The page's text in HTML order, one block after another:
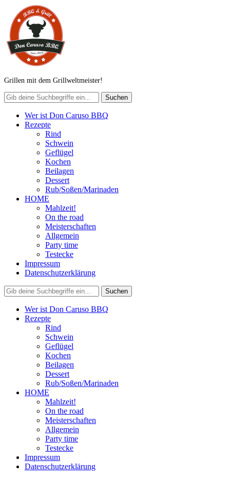
Grillen mit dem Grillweltmeister!
Wer ist Don Caruso BBQ
Rezepte
Rind
Schwein
Geflügel
Kochen
Beilagen
Dessert
Rub/Soßen/Marinaden
HOME
Mahlzeit!
On the road
Meisterschaften
Allgemein
Party time
Testecke
Impressum
Datenschutzerklärung
Wer ist Don Caruso BBQ
Rezepte
Rind
Schwein
Geflügel
Kochen
Beilagen
Dessert
Rub/Soßen/Marinaden
HOME
Mahlzeit!
On the road
Meisterschaften
Allgemein
Party time
Testecke
Impressum
Datenschutzerklärung